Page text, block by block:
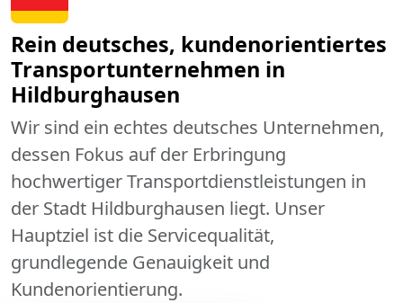
Rein deutsches, kundenorientiertes
Transportunternehmen in
Hildburghausen
Wir sind ein echtes deutsches Unternehmen,
dessen Fokus auf der Erbringung
hochwertiger Transportdienstleistungen in
der Stadt Hildburghausen liegt. Unser
Hauptziel ist die Servicequalität,
grundlegende Genauigkeit und
Kundenorientierung.